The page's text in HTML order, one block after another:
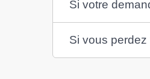
Si votre
Si vous